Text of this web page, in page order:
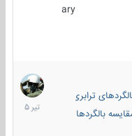
ary
ترابری
بالگردها
22
تیر
1405